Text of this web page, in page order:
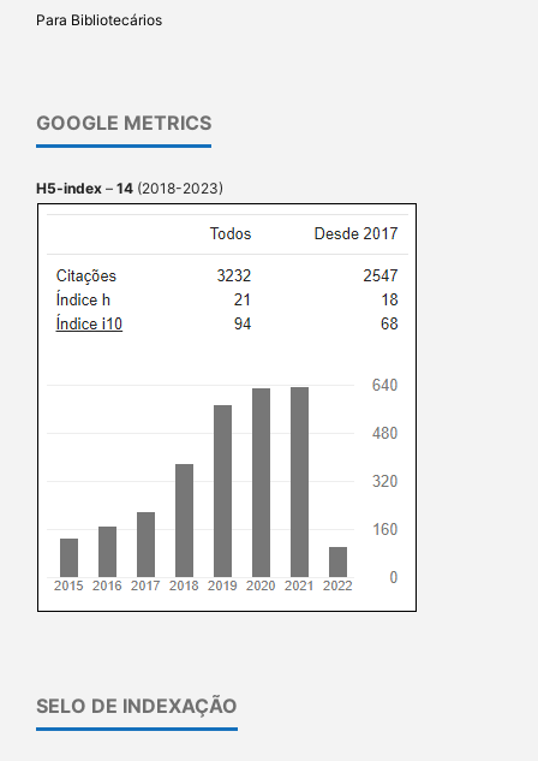
Para Bibliotecários
GOOGLE METRICS
H5-index – 14 (2018-2023)
SELO DE INDEXAÇÃO